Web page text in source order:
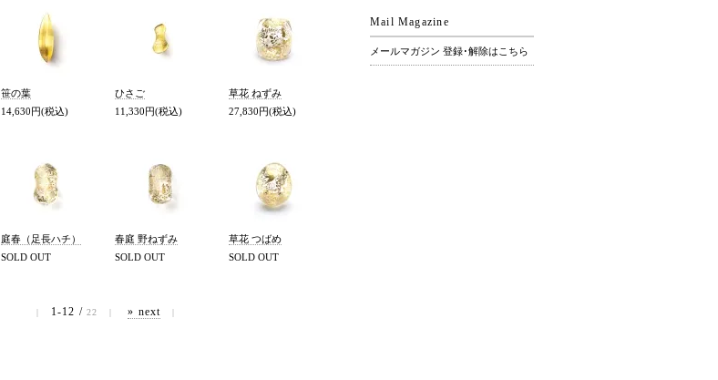
笹の葉
14,630円(税込)
ひさご
11,330円(税込)
草花 ねずみ
27,830円(税込)
庭春（足長ハチ）
SOLD OUT
春庭 野ねずみ
SOLD OUT
草花 つばめ
SOLD OUT
| 1-12 /22 | » next |
Mail Magazine
メールマガジン 登録･解除はこちら